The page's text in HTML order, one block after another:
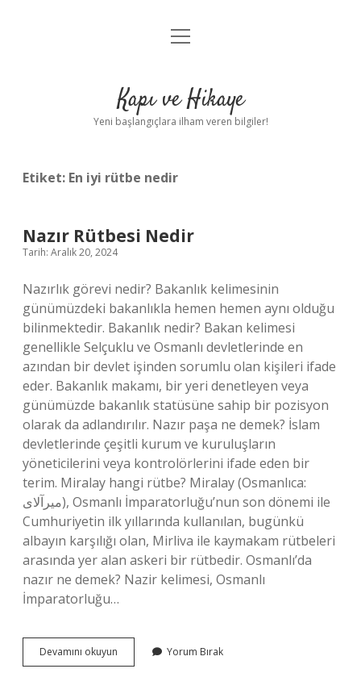
Anasayfa
Yasal Uyarı
menüyü
Kapı ve Hikaye
Yeni başlangıçlara ilham veren bilgiler!
Etiket: En iyi rütbe nedir
Nazır Rütbesi Nedir
Tarih: Aralık 20, 2024
Nazırlık görevi nedir? Bakanlık kelimesinin
günümüzdeki bakanlıkla hemen hemen aynı olduğu
bilinmektedir. Bakanlık nedir? Bakan kelimesi
genellikle Selçuklu ve Osmanlı devletlerinde en
azından bir devlet işinden sorumlu olan kişileri ifade
eder. Bakanlık makamı, bir yeri denetleyen veya
günümüzde bakanlık statüsüne sahip bir pozisyon
olarak da adlandırılır. Nazır paşa ne demek? İslam
devletlerinde çeşitli kurum ve kuruluşların
yöneticilerini veya kontrolörlerini ifade eden bir
terim. Miralay hangi rütbe? Miralay (Osmanlıca:
ميرآلای), Osmanlı İmparatorluğu’nun son dönemi ile
Cumhuriyetin ilk yıllarında kullanılan, bugünkü
albayın karşılığı olan, Mirliva ile kaymakam rütbeleri
arasında yer alan askeri bir rütbedir. Osmanlı’da
nazır ne demek? Nazir kelimesi, Osmanlı
İmparatorluğu…
Devamını okuyun
Rütbesi
Yorum Bırak